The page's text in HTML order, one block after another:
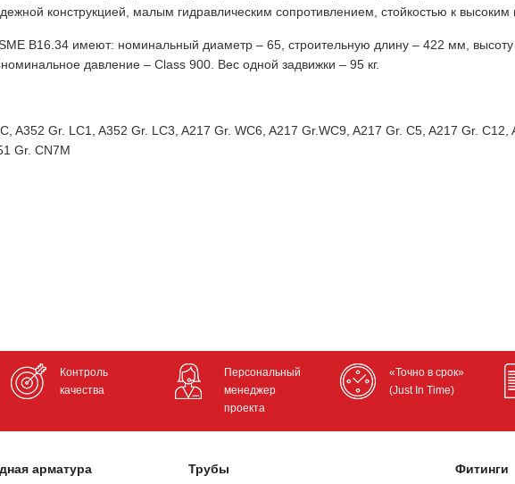
конструкцией, малым гидравлическим сопротивлением, стойкостью к высоким
B16.34 имеют: номинальный диаметр – 65, строительную длину – 422 мм,
давление – Class 900. Вес одной задвижки – 95 кг.
A352 Gr. LC1, A352 Gr. LC3, A217 Gr. WC6, A217 Gr.WC9, A217 Gr. C5, A217 Gr. C12,
Gr. CN7M
Контроль
качества
Персональный
менеджер
проекта
«Точно в срок»
(Just In Time)
арматура Трубы Фитинги